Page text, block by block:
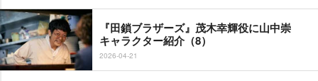
『田鎖ブラザーズ』茂木幸輝役に山中崇
キャラクター紹介（8）
2026-04-21